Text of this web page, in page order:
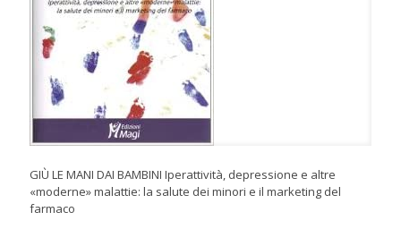
GIÙ LE MANI DAI BAMBINI Iperattività, depressione e altre
«moderne» malattie: la salute dei minori e il marketing del
farmaco